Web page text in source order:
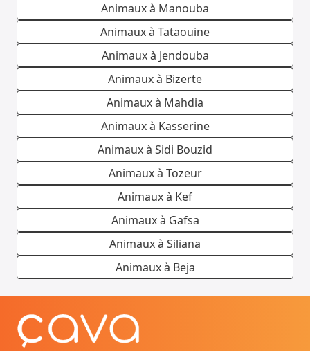
Animaux à Manouba
Animaux à Tataouine
Animaux à Jendouba
Animaux à Bizerte
Animaux à Mahdia
Animaux à Kasserine
Animaux à Sidi Bouzid
Animaux à Tozeur
Animaux à Kef
Animaux à Gafsa
Animaux à Siliana
Animaux à Beja